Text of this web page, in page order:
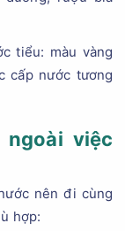
tiểu: màu vàng
cấp nước tương
ngoài việc
nên đi cùng
hợp: